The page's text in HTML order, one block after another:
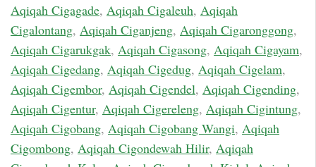
Aqiqah Cigagade, Aqiqah Cigaleuh, Aqiqah
Cigalontang, Aqiqah Ciganjeng, Aqiqah Cigaronggong,
Aqiqah Cigarukgak, Aqiqah Cigasong, Aqiqah Cigayam,
Aqiqah Cigedang, Aqiqah Cigedug, Aqiqah Cigelam,
Aqiqah Cigembor, Aqiqah Cigendel, Aqiqah Cigending,
Aqiqah Cigentur, Aqiqah Cigereleng, Aqiqah Cigintung,
Aqiqah Cigobang, Aqiqah Cigobang Wangi, Aqiqah
Cigombong, Aqiqah Cigondewah Hilir, Aqiqah